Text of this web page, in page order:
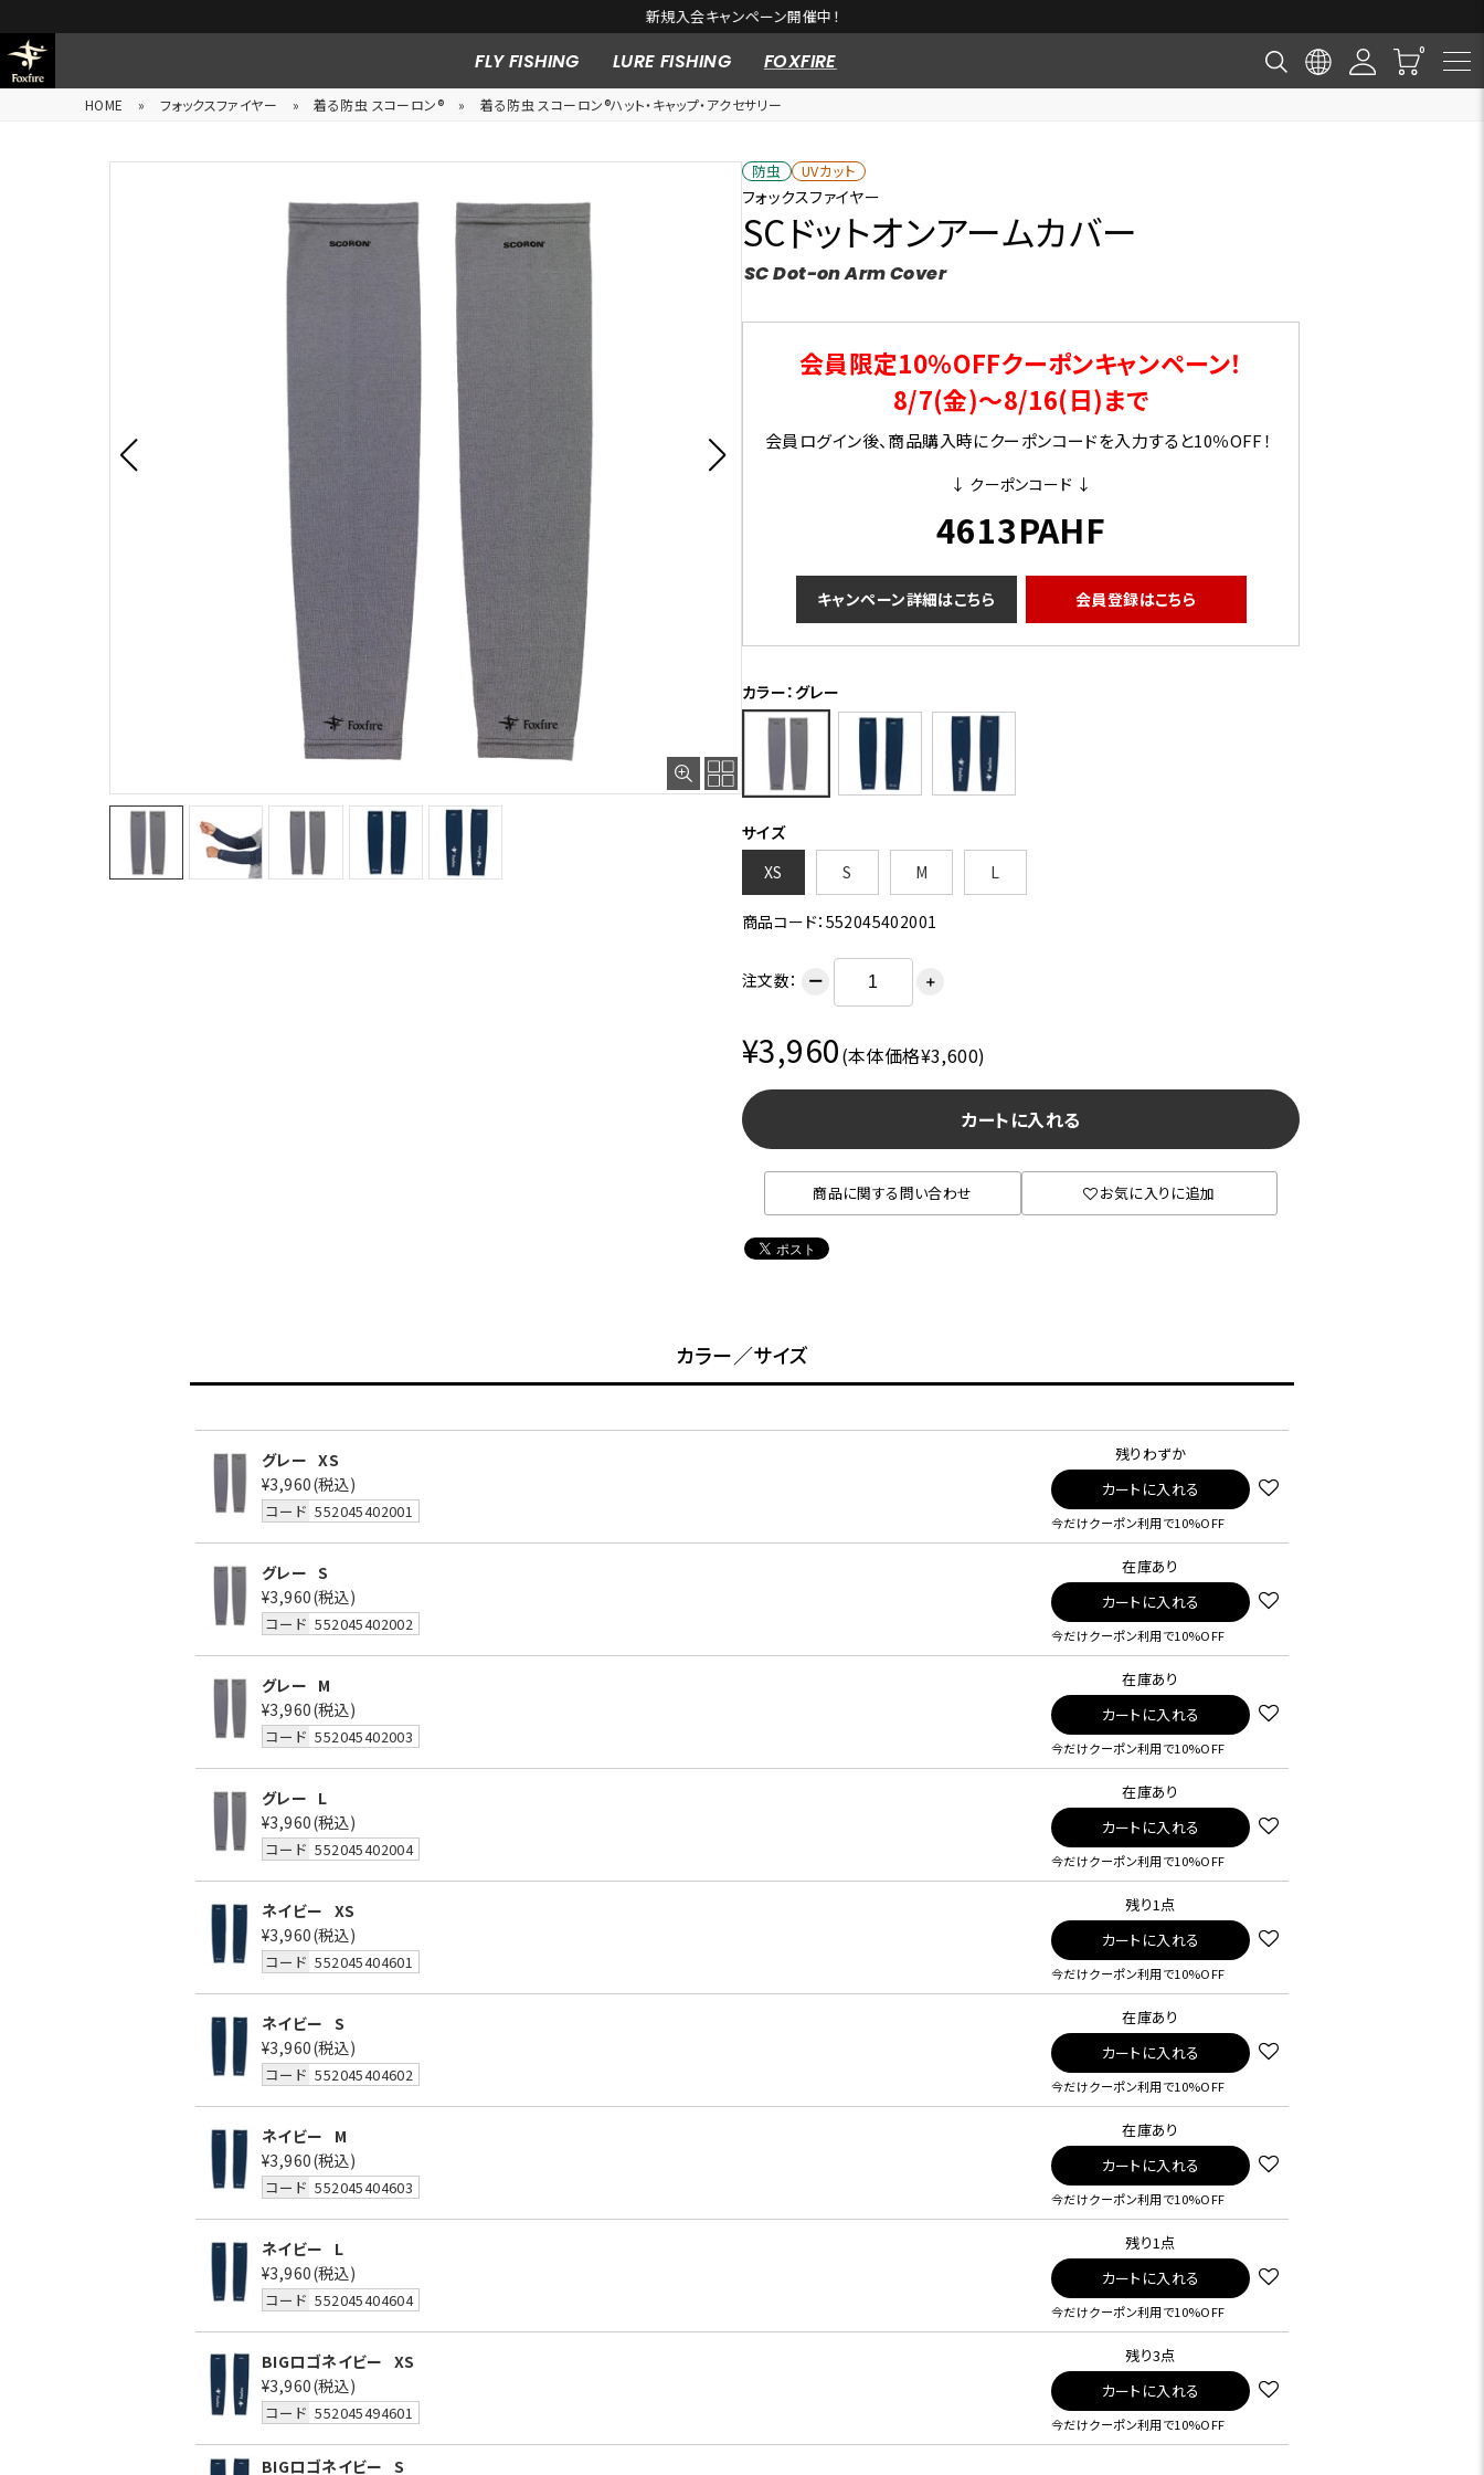
新規入会キャンペーン開催中！
FLY FISHING LURE FISHING FOXFIRE
HOME » フォックスファイヤー » 着る防虫 スコーロン® » 着る防虫 スコーロン®ハット・キャップ・アクセサリー
防虫 UVカット
フォックスファイヤー
SCドットオンアームカバー
SC Dot-on Arm Cover
会員限定10％OFFクーポンキャンペーン！
8/7(金)～8/16(日)まで
会員ログイン後、商品購入時にクーポンコードを入力すると10％OFF！
↓ クーポンコード ↓
4613PAHF
キャンペーン詳細はこちら 会員登録はこちら
カラー：グレー
サイズ
XS
S M L
商品コード：552045402001
注文数： ー ＋
¥3,960(本体価格¥3,600)
カートに入れる
商品に関する問い合わせ お気に入りに追加
カラー／サイズ
グレー XS
¥3,960(税込)
コード 552045402001
残りわずか
カートに入れる
今だけクーポン利用で10%OFF
グレー S
¥3,960(税込)
コード 552045402002
在庫あり
カートに入れる
今だけクーポン利用で10%OFF
グレー M
¥3,960(税込)
コード 552045402003
在庫あり
カートに入れる
今だけクーポン利用で10%OFF
グレー L
¥3,960(税込)
コード 552045402004
在庫あり
カートに入れる
今だけクーポン利用で10%OFF
ネイビー XS
¥3,960(税込)
コード 552045404601
残り1点
カートに入れる
今だけクーポン利用で10%OFF
ネイビー S
¥3,960(税込)
コード 552045404602
在庫あり
カートに入れる
今だけクーポン利用で10%OFF
ネイビー
M
¥3,960(税込)
コード 552045404603
在庫あり
カートに入れる
今だけクーポン利用で10%OFF
ネイビー
L
¥3,960(税込)
コード 552045404604
残り1点
カートに入れる
今だけクーポン利用で10%OFF
BIGロゴネイビー XS
¥3,960(税込)
コード 552045494601
残り3点
カートに入れる
今だけクーポン利用で10%OFF
BIGロゴネイビー S